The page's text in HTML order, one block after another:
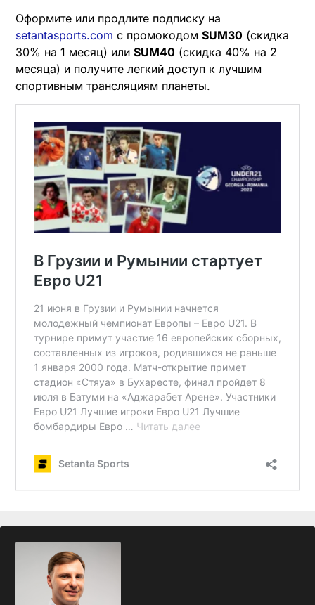
Оформите или продлите подписку на
setantasports.com с промокодом SUM30 (скидка
30% на 1 месяц) или SUM40 (скидка 40% на 2
месяца) и получите легкий доступ к лучшим
спортивным трансляциям планеты.